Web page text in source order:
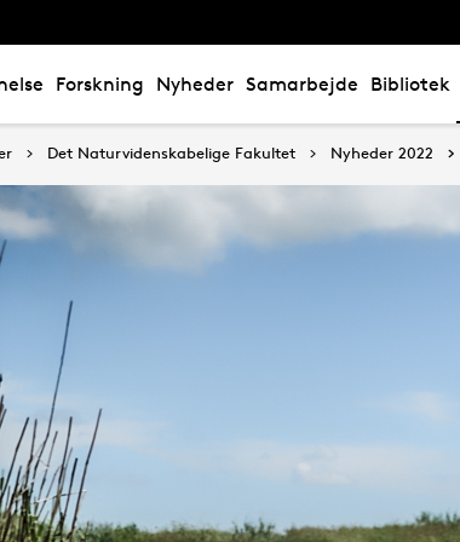
Forskning Nyheder Samarbejde Bibliotek
Det Naturvidenskabelige Fakultet Nyheder 2022